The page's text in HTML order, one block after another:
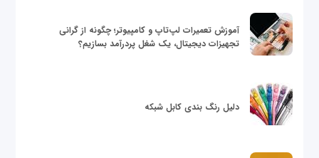
آموزش تعمیرات لپ‌تاپ و کامپیوتر؛ چگونه از گرانی
تجهیزات دیجیتال، یک شغل پردرآمد بسازیم؟
دلیل رنگ بندی کابل شبکه